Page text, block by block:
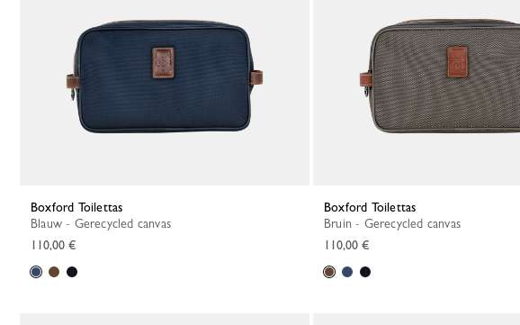
Boxford Toilettas
Blauw - Gerecycled canvas
110,00 €
Boxford Toilettas
Bruin - Gerecycled canvas
110,00 €